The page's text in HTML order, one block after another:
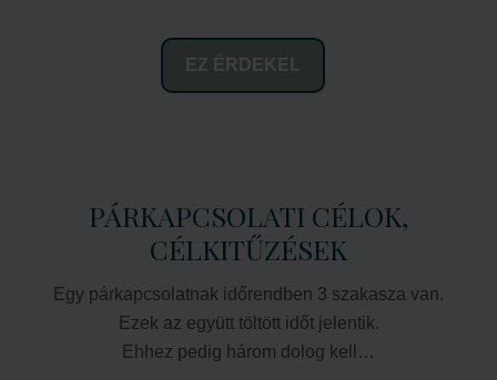
EZ ÉRDEKEL
PÁRKAPCSOLATI CÉLOK,
CÉLKITŰZÉSEK
Egy párkapcsolatnak időrendben 3 szakasza van.
Ezek az együtt töltött időt jelentik.
Ehhez pedig három dolog kell…